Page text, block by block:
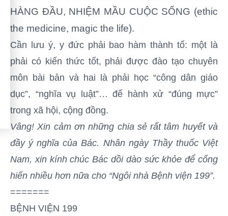
HÀNG ĐẦU, NHIỆM MẦU CUỘC SỐNG (ethic
the medicine, magic the life).
Cần lưu ý, y đức phải bao hàm thành tố: một là
phải có kiến thức tốt, phải được đào tạo chuyên
môn bài bản và hai là phải học “công dân giáo
dục”, “nghĩa vụ luật”… để hành xử “đúng mực”
trong xã hội, cộng đồng.
Vâng! Xin cảm ơn những chia sẻ rất tâm huyết và
đầy ý nghĩa của Bác. Nhân ngày Thầy thuốc Việt
Nam, xin kính chúc Bác dồi dào sức khỏe để cống
hiến nhiều hơn nữa cho “Ngôi nhà Bệnh viện 199”.
=======
BỆNH VIỆN 199